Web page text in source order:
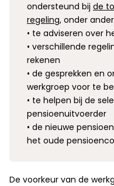
ondersteund bij de
regeling, onder
• te adviseren over
• verschillende
rekenen
• de gesprekken en
werkgroep voor te
• te helpen bij de
pensioenuitvoerder
• de nieuwe
het oude
De voorkeur van de